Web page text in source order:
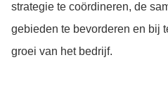
strategie te coördineren, de
gebieden te bevorderen en bij
groei van het bedrijf.